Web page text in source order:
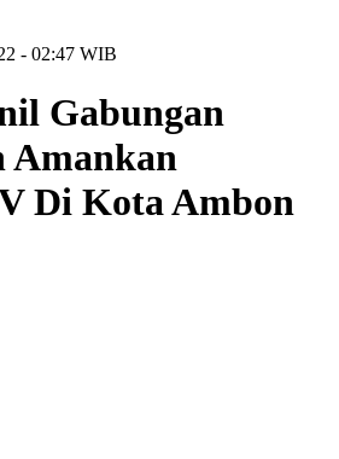
- 02:47 WIB
Gabungan
Amankan
Di Kota Ambon